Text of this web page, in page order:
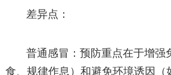
差异点：
普通感冒：预防重点在于增强
食、规律作息）和避免环境诱因（